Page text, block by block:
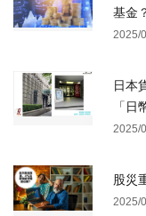
基金
2025/
日本
「日
2025/
股災
2025/